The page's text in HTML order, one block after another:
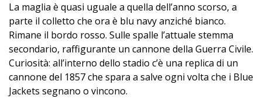
La maglia è quasi uguale a quella dell’anno scorso, a
parte il colletto che ora è blu navy anziché bianco.
Rimane il bordo rosso. Sulle spalle l’attuale stemma
secondario, raffigurante un cannone della Guerra Civile.
Curiosità: all’interno dello stadio c’è una replica di un
cannone del 1857 che spara a salve ogni volta che i Blue
Jackets segnano o vincono.